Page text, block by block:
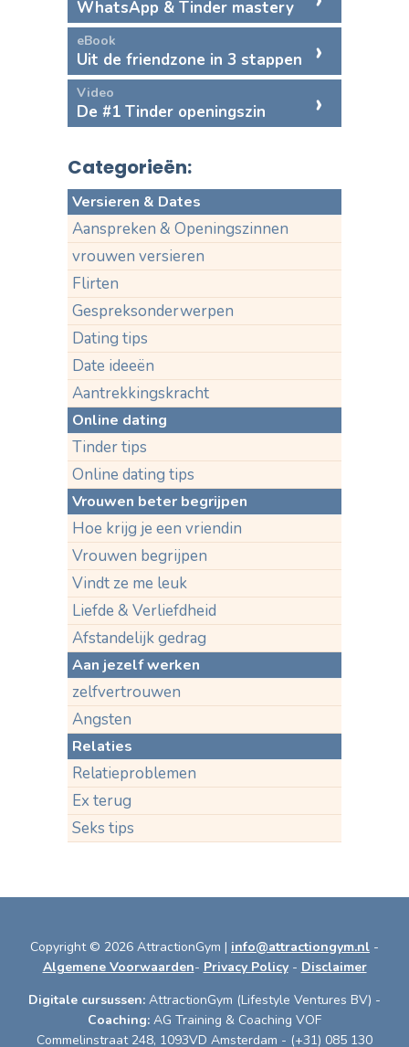
WhatsApp & Tinder mastery
eBook
Uit de friendzone in 3 stappen
Video
De #1 Tinder openingszin
Categorieën:
Versieren & Dates
Aanspreken & Openingszinnen
vrouwen versieren
Flirten
Gespreksonderwerpen
Dating tips
Date ideeën
Aantrekkingskracht
Online dating
Tinder tips
Online dating tips
Vrouwen beter begrijpen
Hoe krijg je een vriendin
Vrouwen begrijpen
Vindt ze me leuk
Liefde & Verliefdheid
Afstandelijk gedrag
Aan jezelf werken
zelfvertrouwen
Angsten
Relaties
Relatieproblemen
Ex terug
Seks tips
Copyright © 2026 AttractionGym | info@attractiongym.nl -
Algemene Voorwaarden- Privacy Policy- Disclaimer
Digitale cursussen: AttractionGym (Lifestyle Ventures BV) -
Coaching: AG Training & Coaching VOF
Commelinstraat 248, 1093VD Amsterdam - (+31) 085 130